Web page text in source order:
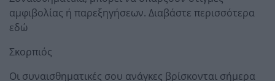
αμφιβολίας ή παρεξηγήσεων. Διαβάστε περισσότερα
εδώ
Σκορπιός
Οι συναισθηματικές σου ανάγκες βρίσκονται σήμερα